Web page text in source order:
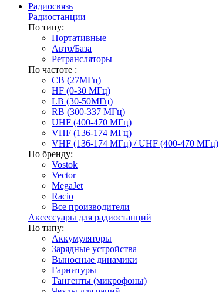
Радиосвязь
Радиостанции
По типу:
Портативные
Авто/База
Ретрансляторы
По частоте :
CB (27МГц)
HF (0-30 МГц)
LB (30-50МГц)
RB (300-337 МГц)
UHF (400-470 МГц)
VHF (136-174 МГц)
VHF (136-174 МГц) / UHF (400-470 МГц)
По бренду:
Vostok
Vector
MegaJet
Racio
Все производители
Аксессуары для радиостанций
По типу:
Аккумуляторы
Зарядные устройства
Выносные динамики
Гарнитуры
Тангенты (микрофоны)